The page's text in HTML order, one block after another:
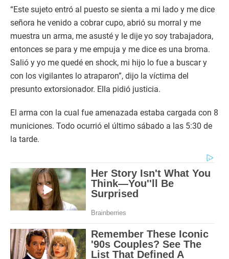
“Este sujeto entró al puesto se sienta a mi lado y me dice
señora he venido a cobrar cupo, abrió su morral y me
muestra un arma, me asusté y le dije yo soy trabajadora,
entonces se para y me empuja y me dice es una broma.
Salió y yo me quedé en shock, mi hijo lo fue a buscar y
con los vigilantes lo atraparon”, dijo la víctima del
presunto extorsionador. Ella pidió justicia.
El arma con la cual fue amenazada estaba cargada con 8
municiones. Todo ocurrió el último sábado a las 5:30 de
la tarde.